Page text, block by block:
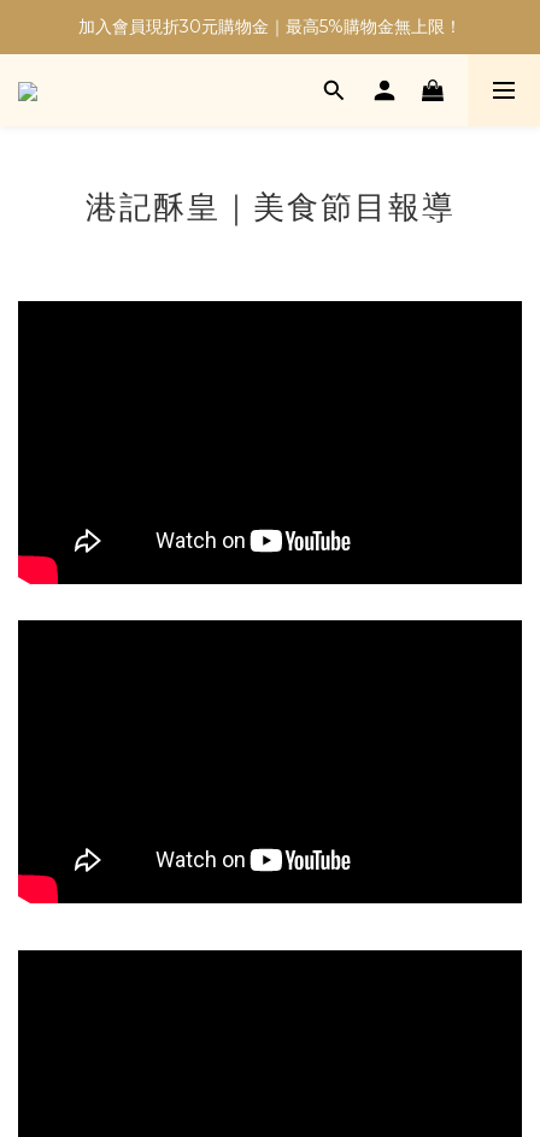
加入會員現折30元購物金｜最高5%購物金無上限！
加入會員現折30元購物金｜最高5%購物金無上限！
台灣本島常溫超取 NT$999 免運
港記酥皇｜美食節目報導